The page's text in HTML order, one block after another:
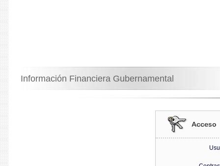
Información Financiera Gubernamental